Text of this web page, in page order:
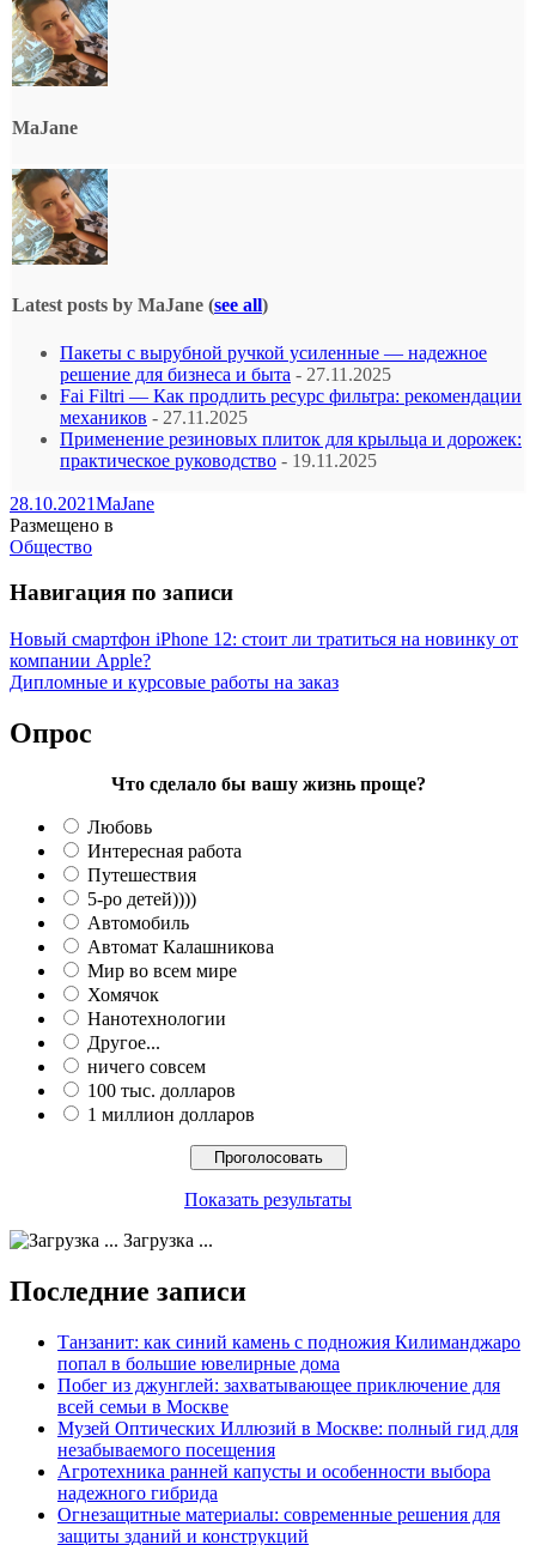
MaJane
Latest posts by MaJane (see all)
Пакеты с вырубной ручкой усиленные — надежное
решение для бизнеса и быта - 27.11.2025
Fai Filtri — Как продлить ресурс фильтра: рекомендации
механиков - 27.11.2025
Применение резиновых плиток для крыльца и дорожек:
практическое руководство - 19.11.2025
28.10.2021MaJane
Размещено в
Общество
Навигация по записи
Новый смартфон iPhone 12: стоит ли тратиться на новинку от
компании Apple?
Дипломные и курсовые работы на заказ
Опрос
Что сделало бы вашу жизнь проще?
Любовь
Интересная работа
Путешествия
5-ро детей))))
Автомобиль
Автомат Калашникова
Мир во всем мире
Хомячок
Нанотехнологии
Другое...
ничего совсем
100 тыс. долларов
1 миллион долларов
Показать результаты
Загрузка ...
Последние записи
Танзанит: как синий камень с подножия Килиманджаро
попал в большие ювелирные дома
Побег из джунглей: захватывающее приключение для
всей семьи в Москве
Музей Оптических Иллюзий в Москве: полный гид для
незабываемого посещения
Агротехника ранней капусты и особенности выбора
надежного гибрида
Огнезащитные материалы: современные решения для
защиты зданий и конструкций